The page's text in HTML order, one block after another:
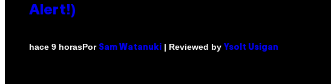
Alert!)
hace 9 horasPor Sam Watanuki | Reviewed by Ysolt Usigan